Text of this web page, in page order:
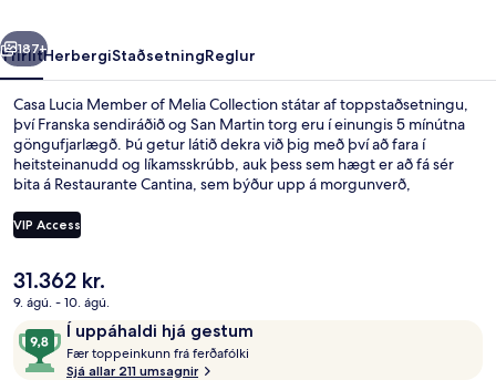
Næsta
187+
YfirlitHerbergiStaðsetningReglur
Casa Lucia Member of Melia Collection státar af toppstaðsetningu,
því Franska sendiráðið og San Martin torg eru í einungis 5 mínútna
göngufjarlægð. Þú getur látið dekra við þig með því að fara í
heitsteinanudd og líkamsskrúbb, auk þess sem hægt er að fá sér
bita á Restaurante Cantina, sem býður upp á morgunverð,
matargerðarlist. Innilaug, bar/setustofa og líkamsræktarstöð eru
meðal annarra þæginda á þessu hóteli fyrir vandláta. Aðrir gestir
gististaðarins. Það er ekki langt að fara til að komast í
almenningssamgöngur: San Martin lestarstöðin er í 5 mínútna
göngufjarlægð og Retiro San Martín-stöðin í 11 mínútna.
VIP Access
Núverandi
verð
31.362 kr.
31.362 kr.
9. ágú. - 10. ágú.
UmsagnirÍ uppáhaldi hjá gestum
9,8
af
10,
Fær toppeinkunn frá ferðafólki
Sjá allar 211 umsagnir